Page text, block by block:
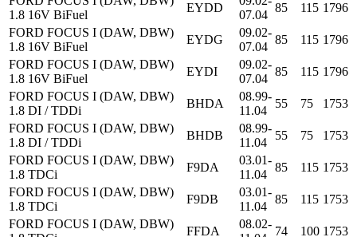
1.8 16V BiFuel
EYDD
07.04
85 115 1796
FORD FOCUS I (DAW, DBW)
1.8 16V BiFuel
EYDG
09.02-
07.04
85 115 1796
FORD FOCUS I (DAW, DBW)
1.8 16V BiFuel
EYDI
09.02-
07.04
85 115 1796
FORD FOCUS I (DAW, DBW)
1.8 DI / TDDi
BHDA
08.99-
11.04
55 75
1753
FORD FOCUS I (DAW, DBW)
1.8 DI / TDDi
BHDB
08.99-
11.04
55 75
1753
FORD FOCUS I (DAW, DBW)
1.8 TDCi
F9DA
03.01-
11.04
85 115 1753
FORD FOCUS I (DAW, DBW)
1.8 TDCi
F9DB
03.01-
11.04
85 115 1753
FORD FOCUS I (DAW, DBW)
FFDA
08.02-
74 100 1753